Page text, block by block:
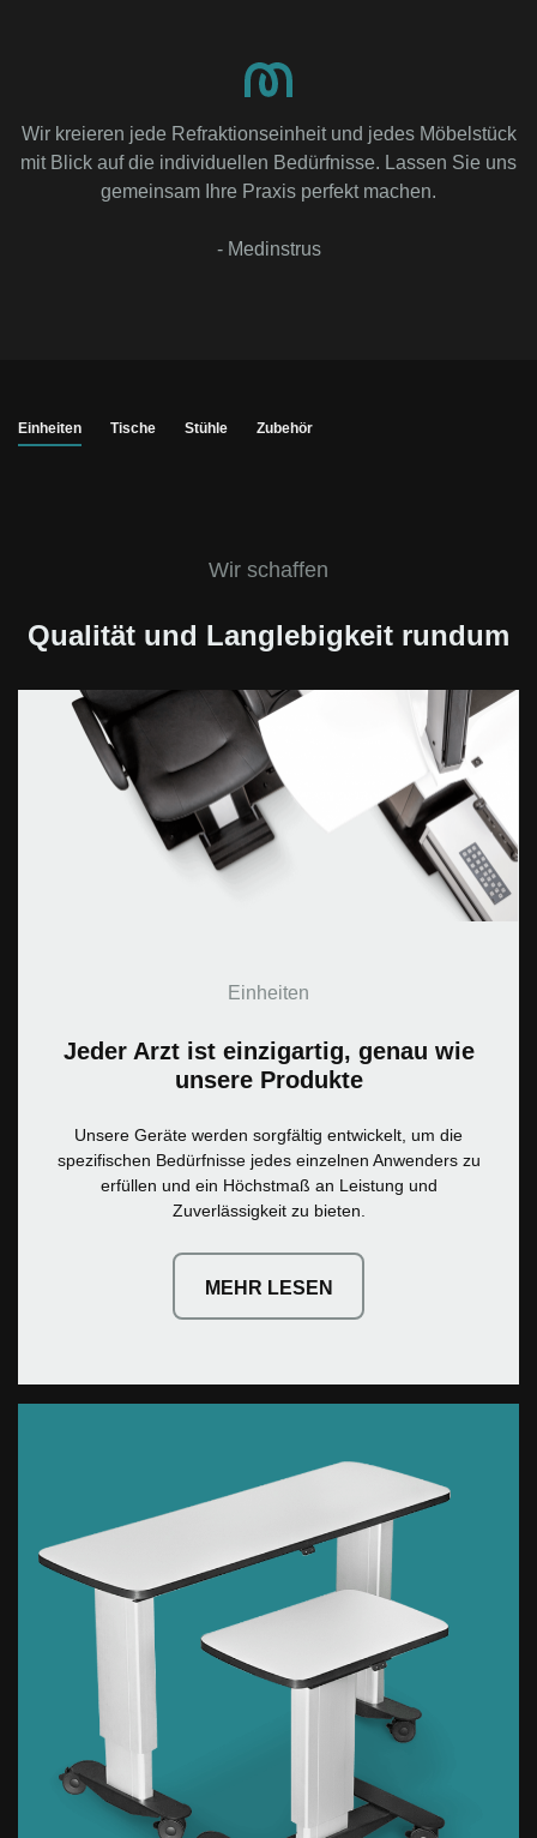
Wir kreieren jede Refraktionseinheit und jedes Möbelstück
mit Blick auf die individuellen Bedürfnisse. Lassen Sie uns
gemeinsam Ihre Praxis perfekt machen.
- Medinstrus
Einheiten Tische Stühle Zubehör
Wir schaffen
Qualität und Langlebigkeit rundum
Einheiten
Jeder Arzt ist einzigartig, genau wie
unsere Produkte
Unsere Geräte werden sorgfältig entwickelt, um die
spezifischen Bedürfnisse jedes einzelnen Anwenders zu
erfüllen und ein Höchstmaß an Leistung und
Zuverlässigkeit zu bieten.
MEHR LESEN